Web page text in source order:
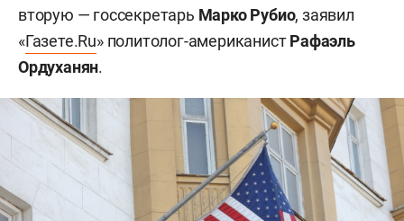
вторую — госсекретарь Марко Рубио, заявил
«Газете.Ru» политолог-американистРафаэль
Ордуханян.